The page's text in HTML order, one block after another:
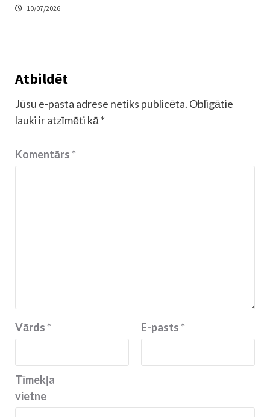
10/07/2026
Atbildēt
Jūsu e-pasta adrese netiks publicēta. Obligātie
lauki ir atzīmēti kā *
Komentārs*
Vārds* E-pasts*
Tīmekļa
vietne